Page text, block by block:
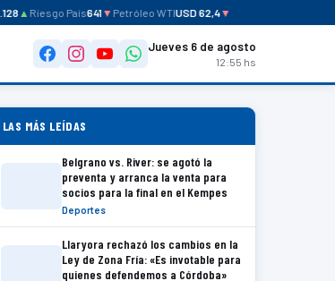
▲Riesgo País641▼Petróleo WTIUSD 62,4 ▼
Jueves 6 de agosto
12:55 hs
LAS MÁS LEÍDAS
Belgrano vs. River: se agotó la
preventa y arranca la venta para
socios para la final en el Kempes
Deportes
Llaryora rechazó los cambios en la
Ley de Zona Fría: «Es invotable para
quienes defendemos a Córdoba»